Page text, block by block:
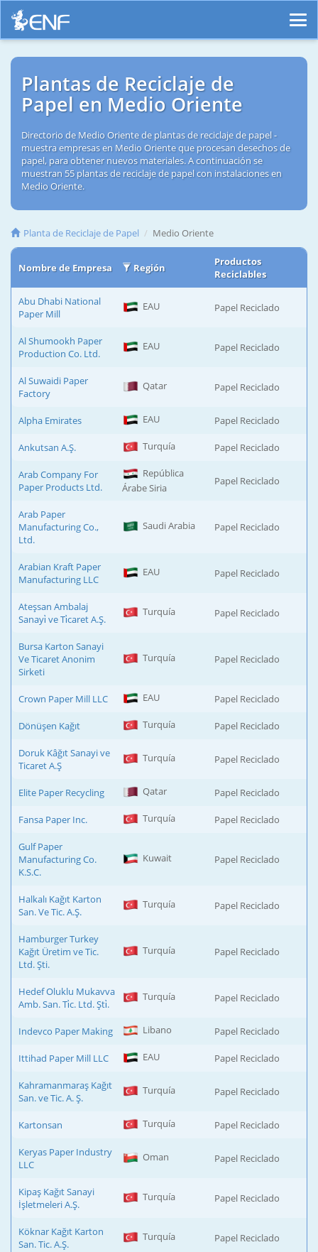
Plantas de Reciclaje de
Papel en Medio Oriente
Directorio de Medio Oriente de plantas de reciclaje de papel -
muestra empresas en Medio Oriente que procesan desechos de
papel, para obtener nuevos materiales. A continuación se
muestran 55 plantas de reciclaje de papel con instalaciones en
Medio Oriente.
Planta de Reciclaje de Papel Medio Oriente
Nombre de Empresa Región
Productos
Reciclables
Abu Dhabi National
Paper Mill
EAU Papel Reciclado
Al Shumookh Paper
Production Co. Ltd.
EAU Papel Reciclado
Al Suwaidi Paper
Factory
Qatar Papel Reciclado
Alpha Emirates EAU Papel Reciclado
Ankutsan A.Ş. Turquía Papel Reciclado
Arab Company For
Paper Products Ltd.
República
Árabe Siria
Papel Reciclado
Arab Paper
Manufacturing Co.,
Ltd.
Saudi Arabia Papel Reciclado
Arabian Kraft Paper
Manufacturing LLC
EAU Papel Reciclado
Ateşsan Ambalaj
Sanayi̇ ve Ti̇caret A.Ş.
Turquía Papel Reciclado
Bursa Karton Sanayi
Ve Ticaret Anonim
Sirketi
Turquía Papel Reciclado
Crown Paper Mill LLC EAU Papel Reciclado
Dönüşen Kağıt Turquía Papel Reciclado
Doruk Kâğıt Sanayi ve
Ticaret A.Ş
Turquía Papel Reciclado
Elite Paper Recycling Qatar Papel Reciclado
Fansa Paper Inc. Turquía Papel Reciclado
Gulf Paper
Manufacturing Co.
K.S.C.
Kuwait Papel Reciclado
Halkalı Kağıt Karton
San. Ve Tic. A.Ş.
Turquía Papel Reciclado
Hamburger Turkey
Kağıt Üretim ve Tic.
Ltd. Şti.
Turquía Papel Reciclado
Hedef Oluklu Mukavva
Amb. San. Ti̇c. Ltd. Şti̇.
Turquía Papel Reciclado
Indevco Paper Making Libano Papel Reciclado
Ittihad Paper Mill LLC EAU Papel Reciclado
Kahramanmaraş Kağıt
San. ve Tic. A. Ş.
Turquía Papel Reciclado
Kartonsan Turquía Papel Reciclado
Keryas Paper Industry
LLC
Oman Papel Reciclado
Kipaş Kağıt Sanayi
İşletmeleri A.Ş.
Turquía Papel Reciclado
Köknar Kağıt Karton
San. Tic. A.Ş.
Turquía Papel Reciclado